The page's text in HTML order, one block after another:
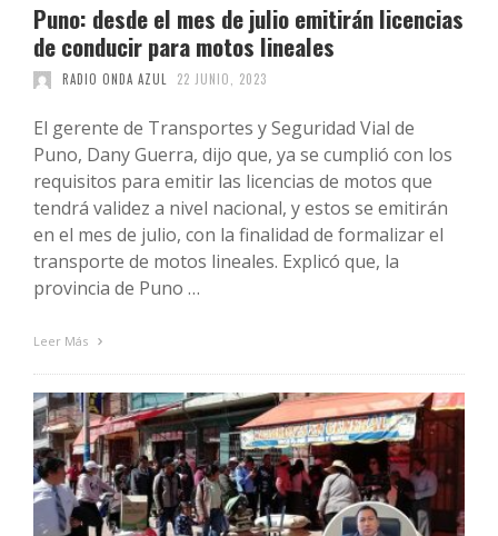
Puno: desde el mes de julio emitirán licencias
de conducir para motos lineales
RADIO ONDA AZUL 22 JUNIO, 2023
El gerente de Transportes y Seguridad Vial de
Puno, Dany Guerra, dijo que, ya se cumplió con los
requisitos para emitir las licencias de motos que
tendrá validez a nivel nacional, y estos se emitirán
en el mes de julio, con la finalidad de formalizar el
transporte de motos lineales. Explicó que, la
provincia de Puno …
Leer Más